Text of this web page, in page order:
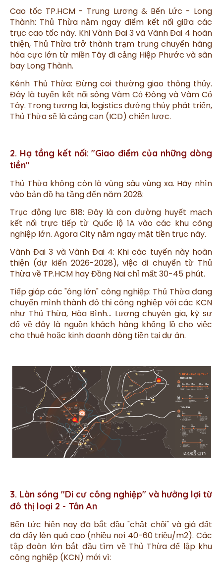
Cao tốc TP.HCM - Trung Lương & Bến Lức - Long
Thành: Thủ Thừa nằm ngay điểm kết nối giữa các
trục cao tốc này. Khi Vành Đai 3 và Vành Đai 4 hoàn
thiện, Thủ Thừa trở thành trạm trung chuyển hàng
hóa cực lớn từ miền Tây đi cảng Hiệp Phước và sân
bay Long Thành.
Kênh Thủ Thừa: Đừng coi thường giao thông thủy.
Đây là tuyến kết nối sông Vàm Cỏ Đông và Vàm Cỏ
Tây. Trong tương lai, logistics đường thủy phát triển,
Thủ Thừa sẽ là cảng cạn (ICD) chiến lược.
2. Hạ tầng kết nối: "Giao điểm của những dòng
tiền"
Thủ Thừa không còn là vùng sâu vùng xa. Hãy nhìn
vào bản đồ hạ tầng đến năm 2028:
Trục động lực 818: Đây là con đường huyết mạch
kết nối trực tiếp từ Quốc lộ 1A vào các khu công
nghiệp lớn. Agora City nằm ngay mặt tiền trục này.
Vành Đai 3 và Vành Đai 4: Khi các tuyến này hoàn
thiện (dự kiến 2026-2028), việc di chuyển từ Thủ
Thừa về TP.HCM hay Đồng Nai chỉ mất 30-45 phút.
Tiếp giáp các "ông lớn" công nghiệp: Thủ Thừa đang
chuyển mình thành đô thị công nghiệp với các KCN
như Thủ Thừa, Hòa Bình... Lượng chuyên gia, kỹ sư
đổ về đây là nguồn khách hàng khổng lồ cho việc
cho thuê hoặc kinh doanh dòng tiền tại dự án.
3. Làn sóng "Di cư công nghiệp" và hưởng lợi từ
đô thị loại 2 - Tân An
Bến Lức hiện nay đã bắt đầu "chật chội" và giá đất
đã đẩy lên quá cao (nhiều nơi 40-60 triệu/m2). Các
tập đoàn lớn bắt đầu tìm về Thủ Thừa để lập khu
công nghiệp (KCN) mới vì: